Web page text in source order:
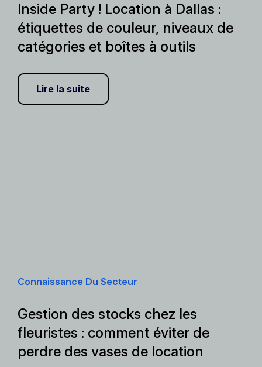
Inside Party ! Location à Dallas :
étiquettes de couleur, niveaux de
catégories et boîtes à outils
Lire la suite
Connaissance Du Secteur
Gestion des stocks chez les
fleuristes : comment éviter de
perdre des vases de location